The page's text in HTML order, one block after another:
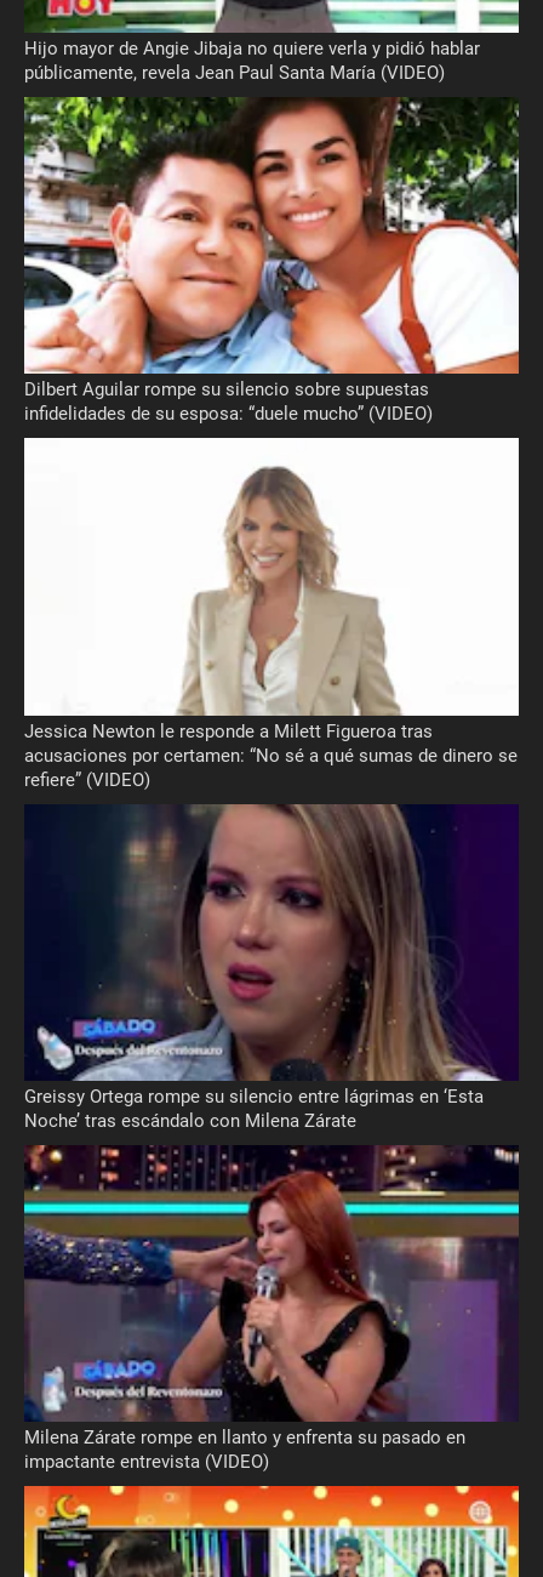
Hijo mayor de Angie Jibaja no quiere verla y pidió hablar
públicamente, revela Jean Paul Santa María (VIDEO)
Dilbert Aguilar rompe su silencio sobre supuestas
infidelidades de su esposa: “duele mucho” (VIDEO)
Jessica Newton le responde a Milett Figueroa tras
acusaciones por certamen: “No sé a qué sumas de dinero se
refiere” (VIDEO)
Greissy Ortega rompe su silencio entre lágrimas en ‘Esta
Noche’ tras escándalo con Milena Zárate
Milena Zárate rompe en llanto y enfrenta su pasado en
impactante entrevista (VIDEO)